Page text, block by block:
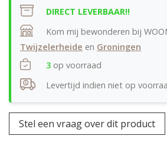
DIRECT LEVERBAAR!!
Kom mij bewonderen bij
Twijzelerheide en Groningen
3 op voorraad
Levertijd indien niet op
Stel een vraag over dit product